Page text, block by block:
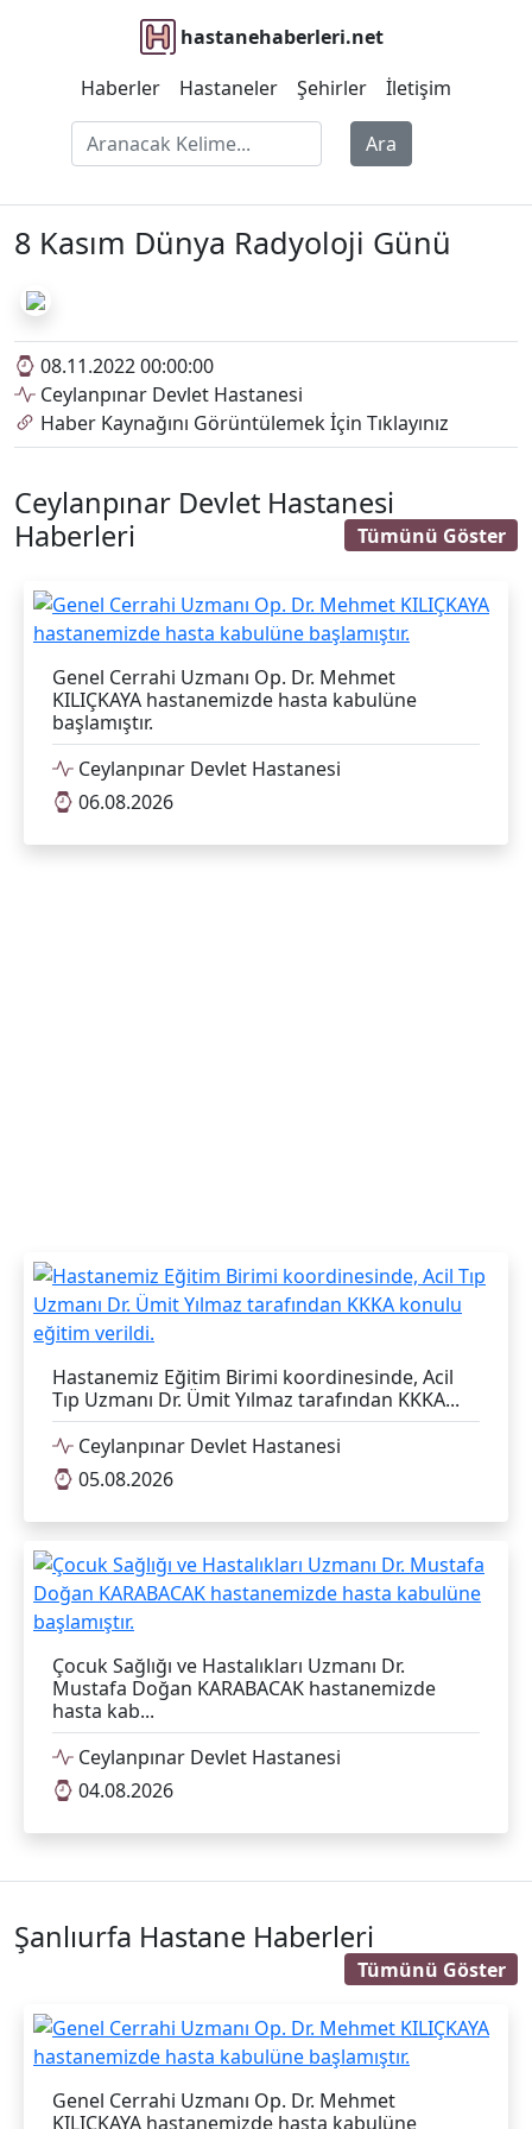
hastanehaberleri.net
Haberler
Hastaneler Şehirler İletişim
Ara
8 Kasım Dünya Radyoloji Günü
08.11.2022 00:00:00
Ceylanpınar Devlet Hastanesi
Haber Kaynağını Görüntülemek İçin Tıklayınız
Ceylanpınar Devlet Hastanesi
Haberleri
Tümünü Göster
Genel Cerrahi Uzmanı Op. Dr. Mehmet
KILIÇKAYA hastanemizde hasta kabulüne
başlamıştır.
Ceylanpınar Devlet Hastanesi
06.08.2026
Hastanemiz Eğitim Birimi koordinesinde, Acil
Tıp Uzmanı Dr. Ümit Yılmaz tarafından KKKA...
Ceylanpınar Devlet Hastanesi
05.08.2026
Çocuk Sağlığı ve Hastalıkları Uzmanı Dr.
Mustafa Doğan KARABACAK hastanemizde
hasta kab...
Ceylanpınar Devlet Hastanesi
04.08.2026
Şanlıurfa Hastane Haberleri
Tümünü Göster
Genel Cerrahi Uzmanı Op. Dr. Mehmet
KILIÇKAYA hastanemizde hasta kabulüne